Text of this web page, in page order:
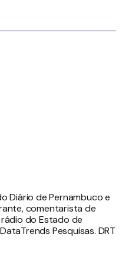
Diário de Pernambuco e
comentarista de
do Estado de
Pesquisas. DRT